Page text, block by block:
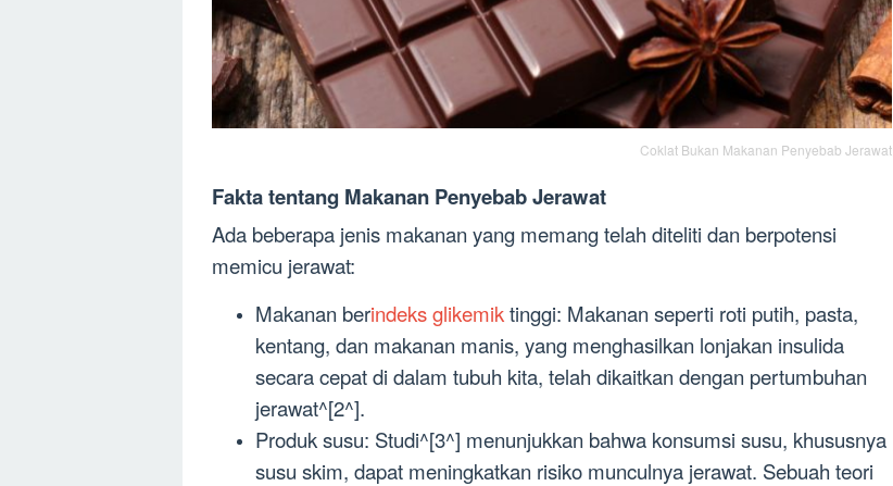
Coklat Bukan Makanan Penyebab Jerawat
Fakta tentang Makanan Penyebab Jerawat
Ada beberapa jenis makanan yang memang telah diteliti dan berpotensi
memicu jerawat:
Makanan berindeks glikemiktinggi: Makanan seperti roti putih, pasta,
kentang, dan makanan manis, yang menghasilkan lonjakan insulida
secara cepat di dalam tubuh kita, telah dikaitkan dengan pertumbuhan
jerawat^[2^].
Produk susu: Studi^[3^] menunjukkan bahwa konsumsi susu, khususnya
susu skim, dapat meningkatkan risiko munculnya jerawat. Sebuah teori